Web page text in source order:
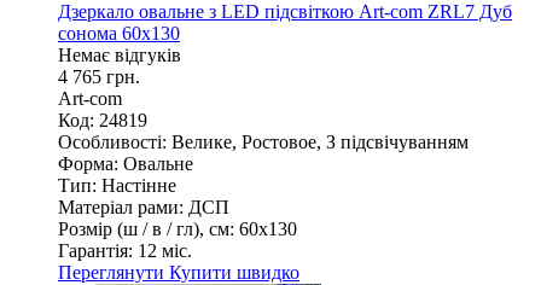
Дзеркало овальне з LED підсвіткою Art-com ZRL7 Дуб
сонома 60х130
Немає відгуків
4 765 грн.
Art-com
Код: 24819
Особливості: Велике, Ростовое, З підсвічуванням
Форма: Овальне
Тип: Настінне
Матеріал рами: ДСП
Розмір (ш / в / гл), см: 60х130
Гарантія: 12 міс.
Переглянути Купити швидко